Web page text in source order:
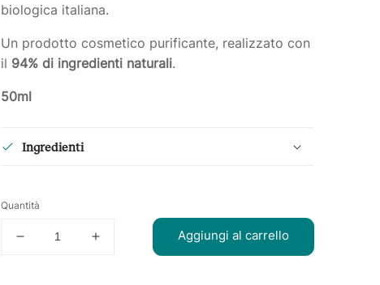
biologica italiana.
Un prodotto cosmetico purificante, realizzato con
il 94% di ingredienti naturali.
50ml
Ingredienti
Quantità
Diminuisci
Aumenta
Aggiungi al carrello